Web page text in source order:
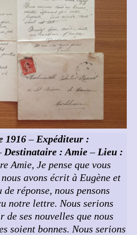
1916– Expéditeur :
Destinataire : Amie– Lieu :
Amie, Je pense que vous
avons écrit à Eugène et
de réponse, nous pensons
notre lettre. Nous serions
de ses nouvelles que nous
soient bonnes. Nous serions